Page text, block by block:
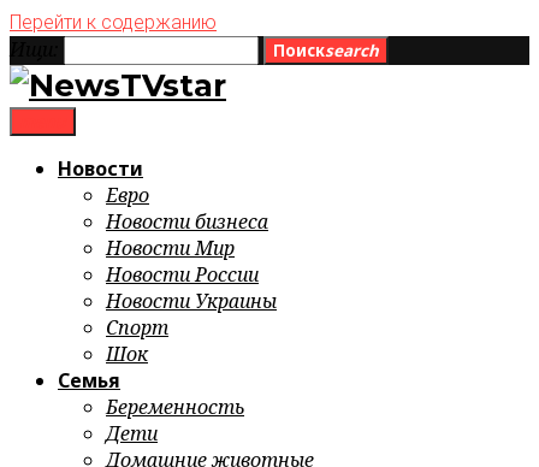
Перейти к содержанию
Поискsearch
Новости
Евро
Новости бизнеса
Новости Мир
Новости России
Новости Украины
Спорт
Шок
Семья
Беременность
Дети
Домашние животные